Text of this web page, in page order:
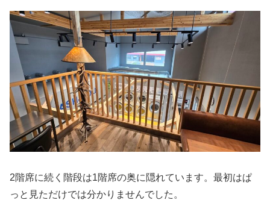
2階席に続く階段は1階席の奥に隠れています。最初はぱ
っと見ただけでは分かりませんでした。